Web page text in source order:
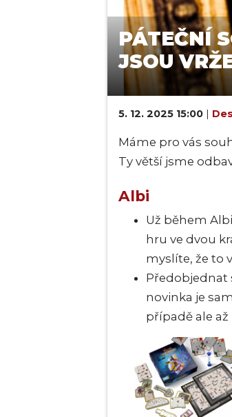
PÁTEČNÍ
JSOU
5. 12. 2025 15:00 |
Máme pro vás
Ty větší jsme
Albi
Už během
hru ve dvou
myslíte, že to
Předobjednat
novinka je
případě ale až